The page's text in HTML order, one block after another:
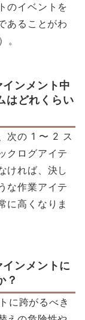
のイベントを
あることがわ
。
ンメント中
はどれくらい
次の 1 〜 2 ス
クログアイテ
ければ、決し
な作業アイテ
に高くなりま
ンメントに
？
に跨がるべき